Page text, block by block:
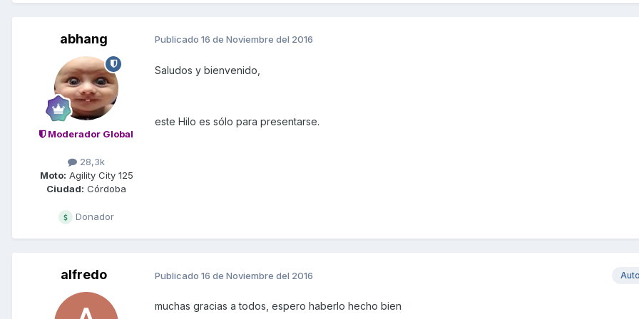
abhang
Moderador Global
28,3k
Moto: Agility City 125
Ciudad: Córdoba
Donador
Publicado 16 de Noviembre del 2016
Saludos y bienvenido,
este Hilo es sólo para presentarse.
alfredo Publicado 16 de Noviembre del 2016
muchas gracias a todos, espero haberlo hecho bien